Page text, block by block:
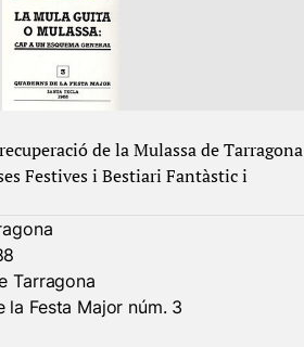
de la Mulassa de Tarragona
Festives i Bestiari Fantàstic i
Tarragona
la Festa Major núm. 3